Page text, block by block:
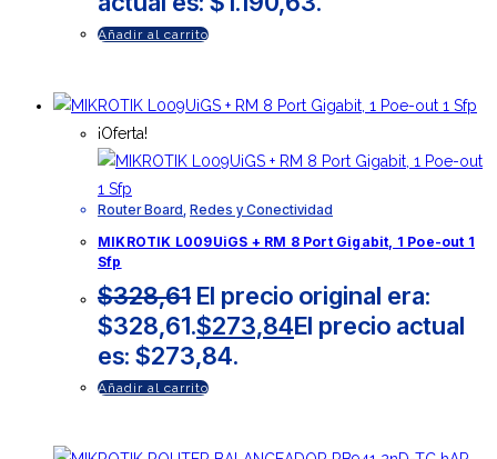
Añadir al carrito
¡Oferta!
Router Board Redes y Conectividad
MIKROTIK L009UiGS + RM 8 Port Gigabit, 1 Poe-out 1
Sfp
$328,61 El precio original era:
$328,61.$273,84El precio actual
es: $273,84.
Añadir al carrito